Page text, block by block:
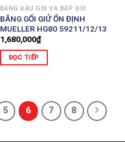
BĂNG ĐẦU GỐI VÀ BẮP ĐÙI
BĂNG GỐI GIỬ ỔN ĐỊNH
MUELLER HG80 59211/12/13
1,680,000₫
ĐỌC TIẾP
5 6 7 8